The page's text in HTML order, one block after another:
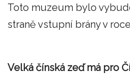
Toto muzeum bylo
straně vstupní brány v
Velká čínská zeď má pro